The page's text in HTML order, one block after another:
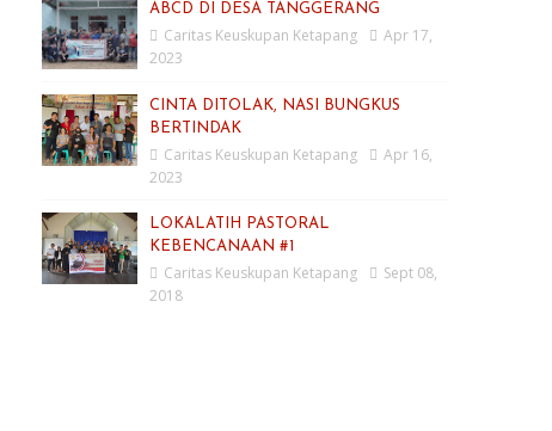
ABCD DI DESA TANGGERANG
Caritas Keuskupan Ketapang
Apr 17,
2023
CINTA DITOLAK, NASI BUNGKUS
BERTINDAK
Caritas Keuskupan Ketapang
Apr 16,
2023
LOKALATIH PASTORAL
KEBENCANAAN #1
Caritas Keuskupan Ketapang
Sept 08,
2018